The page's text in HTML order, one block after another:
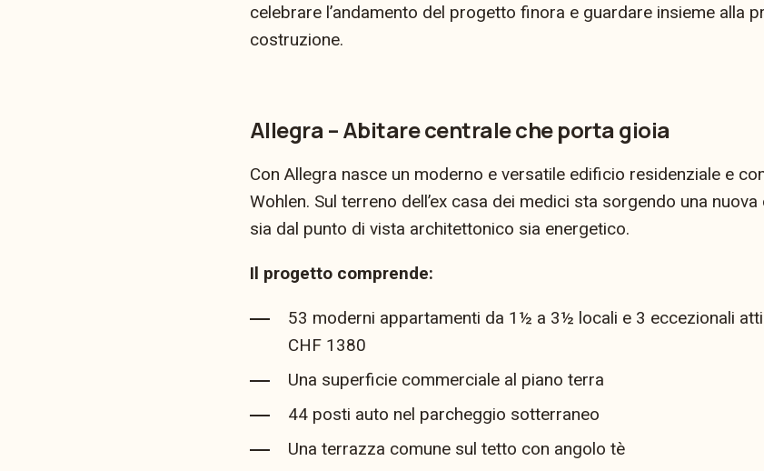
celebrare l’andamento del progetto finora e guardare insieme alla
costruzione.
Allegra – Abitare centrale che porta gioia
Con Allegra nasce un moderno e versatile edificio residenziale e
Wohlen. Sul terreno dell’ex casa dei medici sta sorgendo una
sia dal punto di vista architettonico sia energetico.
Il progetto comprende:
53 moderni appartamenti da 1½ a 3½ locali e 3 eccezionali
CHF 1380
Una superficie commerciale al piano terra
44 posti auto nel parcheggio sotterraneo
Una terrazza comune sul tetto con angolo tè